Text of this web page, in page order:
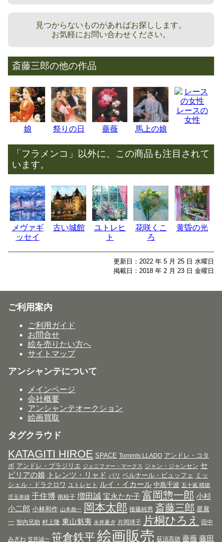
見つからないものがあればお探しします。
お気軽にお問い合わせください。
斎藤三郎の他の作品
娘 祭りの日 薔薇 馬上の娘
レースの
女性
「フラメンコ」以外に、この商品も注目されて
います。
メヴァギ
ッセイ
古い城館
ユトレヒ
ト
花咲くこ
ろ
黄昏の光
更新日：2022 年 5 月 25 日 水曜日
掲載日：2018 年 2 月 23 日 金曜日
ご利用案内
ご利用ガイド
お問合せ
絵を売りたい方へ
サイトマップ
アンシャンテについて
メインページ
会社概要
アンシャンテオークション
絵画買取
タグクラウド
KATAGITI HIROE SPACE Torrents LLADO アンドレ・コタ
ボ アンドレ・ブラジリエ ジェニファー・マークス ジャン・ジャンセン セ
ビリアの娘
トレンツ・リャド パリ ベルナール・ビュッフェ ミッ
シェル・ドラクロワ ユトレヒト ルイ・イカール 中島千波 五十嵐 晴徳
児玉幸雄 千住博 南桂子 増田誠 宝永たか子 富岡惣一郎 小杉
小二郎 小林和作 山本彪一 岡本太郎 後藤純男 斎藤三郎 星襄
一 智内兄助 村上隆 東山魁夷 永井夏夕 片岡球子 片桐ひろえ 田中
みぎわ 笠井誠一 笹倉鉄平 絵画販売 荻須高徳 薔薇 藤田